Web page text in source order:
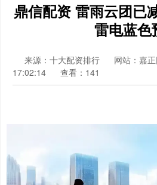
鼎信配资 雷雨云团已
雷电蓝色
来源：十大配资排行 网站：嘉
17:02:14
查看：141